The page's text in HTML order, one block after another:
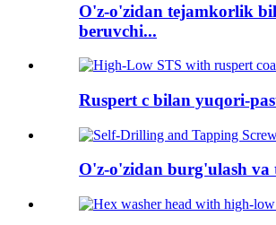
O'z-o'zidan tejamkorlik
beruvchi...
Ruspert c bilan yuqori-
O'z-o'zidan burg'ulash va